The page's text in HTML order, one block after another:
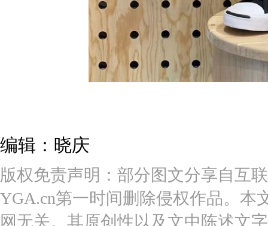
编辑：晓庆
版权免责声明：部分图文分享自互
YGA.cn第一时间删除侵权作品。本
网无关。其原创性以及文中陈述文